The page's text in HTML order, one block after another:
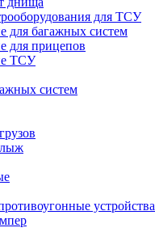
для ТСУ
для багажных систем
для прицепов
ТСУ
систем
лыж
устройства